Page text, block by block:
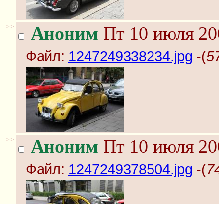
>> Аноним Пт 10 июля
Файл: 1247249338234.jpg -(
>> Аноним Пт 10 июля
Файл: 1247249378504.jpg -(